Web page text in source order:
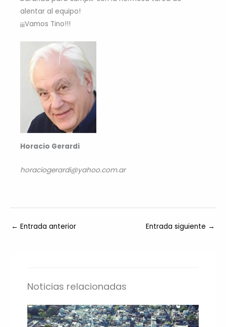
alentar al equipo!
¡¡¡Vamos Tino!!!
Horacio Gerardi
horaciogerardi@yahoo.com.ar
← Entrada anterior Entrada siguiente →
Noticias relacionadas